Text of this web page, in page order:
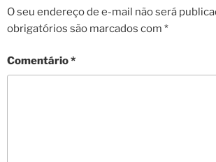
O seu endereço de e-mail não será
obrigatórios são marcados com *
Comentário*